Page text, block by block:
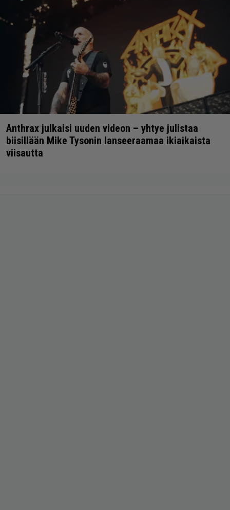
Anthrax julkaisi uuden videon – yhtye julistaa
biisillään Mike Tysonin lanseeraamaa ikiaikaista
viisautta